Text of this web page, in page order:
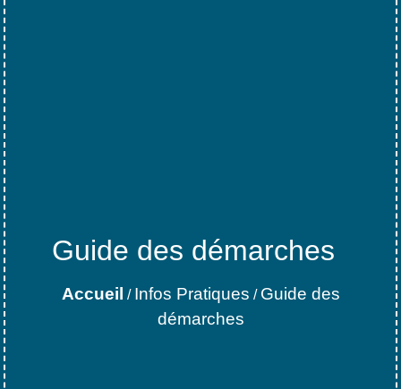
Guide des démarches
Accueil / Infos Pratiques / Guide des
démarches